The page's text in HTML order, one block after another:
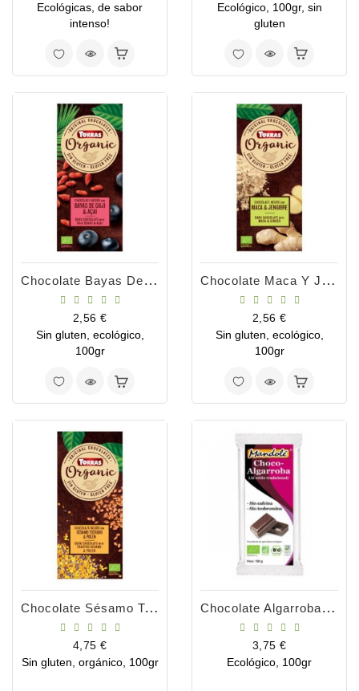
Ecológicas, de sabor
intenso!
Ecológico, 100gr, sin
gluten
Chocolate Bayas De Goji Y Acai Bio
Precio
2,56 €
Sin gluten, ecológico,
100gr
Chocolate Maca Y Jengibre Bio
Precio
2,56 €
Sin gluten, ecológico,
100gr
Chocolate Sésamo Tostado Y Polen Bio 100gr
Precio
4,75 €
Sin gluten, orgánico, 100gr
Chocolate Algarroba Bio Sin Cafeína
Precio
3,75 €
Ecológico, 100gr